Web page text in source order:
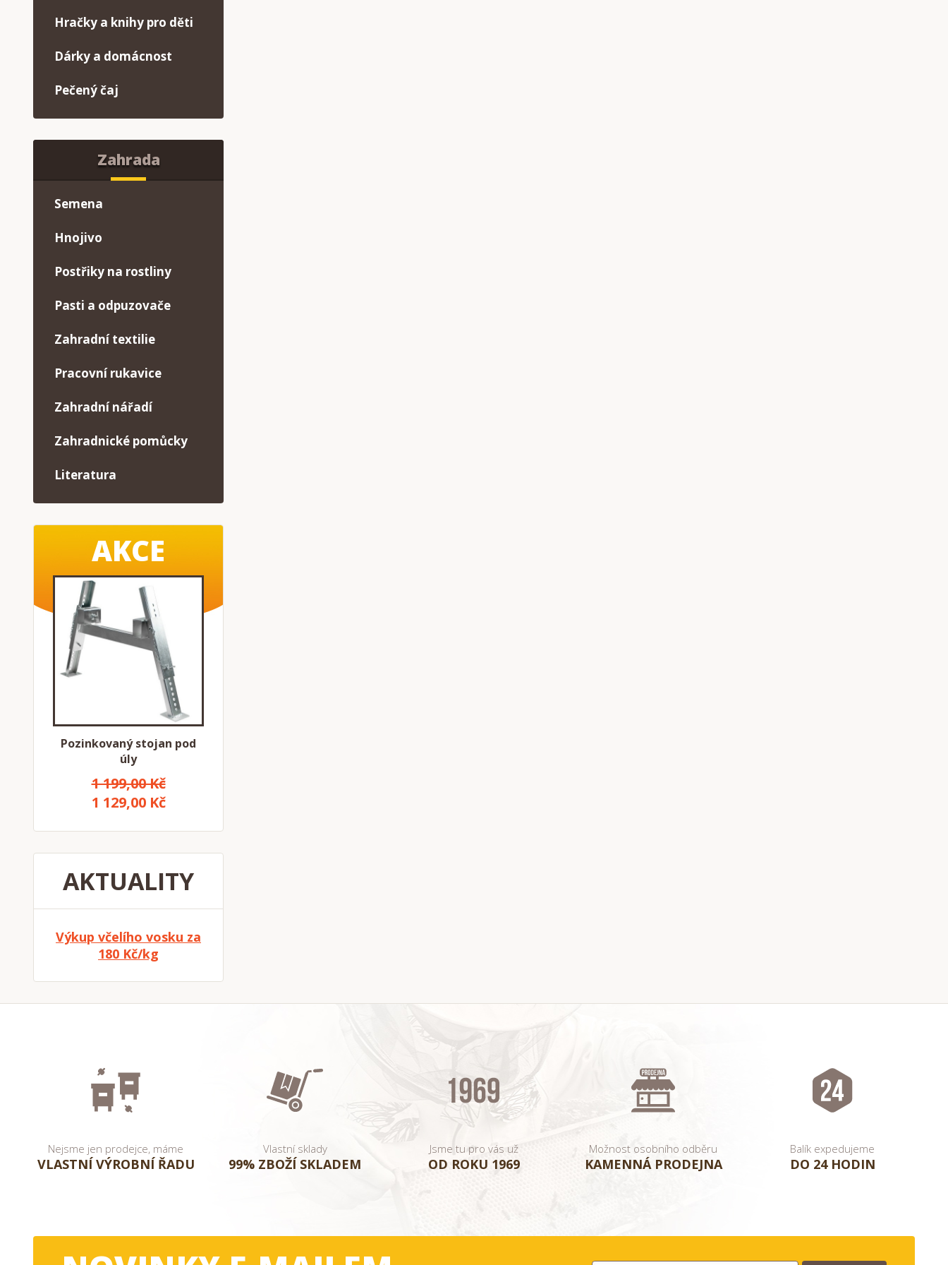
Hračky a knihy pro děti
Dárky a domácnost
Pečený čaj
Zahrada
Semena
Hnojivo
Postřiky na rostliny
Pasti a odpuzovače
Zahradní textilie
Pracovní rukavice
Zahradní nářadí
Zahradnické pomůcky
Literatura
AKCE
Pozinkovaný stojan pod
úly
1 199,00 Kč
1 129,00 Kč
AKTUALITY
Výkup včelího vosku za
180 Kč/kg
Nejsme jen prodejce, máme
VLASTNÍ VÝROBNÍ ŘADU
Vlastní sklady
99% ZBOŽÍ SKLADEM
Jsme tu pro vás už
OD ROKU 1969
Možnost osobního odběru
KAMENNÁ PRODEJNA
Balík expedujeme
DO 24 HODIN